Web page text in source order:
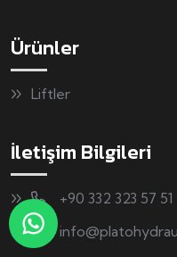
Ürünler
Liftler
İletişim Bilgileri
+90 332 323 57 51